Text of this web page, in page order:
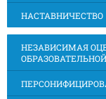
НАСТАВНИЧЕСТВО
НЕЗАВИСИМАЯ